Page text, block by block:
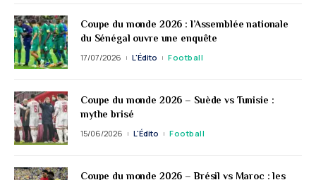
Coupe du monde 2026 : l’Assemblée nationale
du Sénégal ouvre une enquête
17/07/2026 L'Édito Football
Coupe du monde 2026 – Suède vs Tunisie :
mythe brisé
15/06/2026 L'Édito Football
Coupe du monde 2026 – Brésil vs Maroc : les